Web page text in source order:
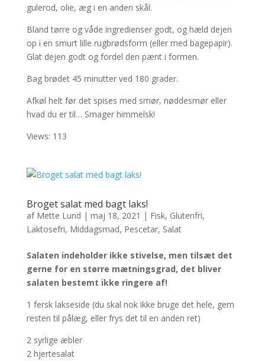
gulerod, olie, æg i en anden skål.
Bland tørre og våde ingredienser godt, og hæld dejen
op i en smurt lille rugbrødsform (eller med bagepapir).
Glat dejen godt og fordel den pænt i formen.
Bag brødet 45 minutter ved 180 grader.
Afkøl helt før det spises med smør, nøddesmør eller
hvad du er til… Smager himmelsk!
Views: 113
Broget salat med bagt laks!
af Mette Lund | maj 18, 2021 | Fisk, Glutenfri,
Laktosefri, Middagsmad, Pescetar, Salat
Salaten indeholder ikke stivelse, men tilsæt det
gerne for en større mætningsgrad, det bliver
salaten bestemt ikke ringere af!
1 fersk lakseside (du skal nok ikke bruge det hele, gem
resten til pålæg, eller frys det til en anden ret)
2 syrlige æbler
2 hjertesalat